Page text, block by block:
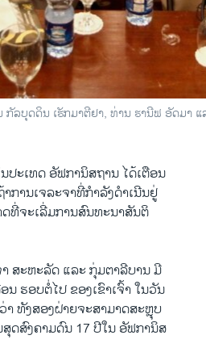
ລ​ບຸດ​ດິນ ເຮັກ​ມາ​ຕີ​ຢາ, ທ່ານ ຮານ​ີ​ຟ ອັດ​ມາ
ປະ​ເທດ ອັ​ຟ​ກາ​ນິ​ສ​ຖານ ໄດ້​ເຕືອນ​
ການເຈລະຈາທີ່ກຳລັງດຳເນີນຢູ່
ທີ່ຈະເລີ່ມການສົນທະນາສັນຕິ
ສະ​ຫະ​ລັດ ແລະ ກຸ່ມ​ຕາ​ລີ​ບານ ມີ​
ນ ຮອບຕໍ່ໄປ ຂອງເຂົາເຈົ້າ ໃນວັນ
ທັງສອງຝ່າຍຈະສາມາດສະຫຼຸບ
ດສົງຄາມດົນ 17 ປີໃນ ອັຟການິສ